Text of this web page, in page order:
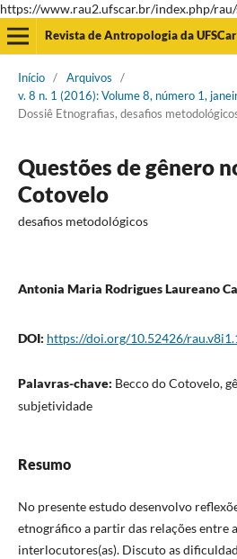
https://www.rau2.ufscar.br/index.php/
Revista de Antropologia da UFSCar
Início / Arquivos
/
v. 8 n. 1 (2016): Volume 8, número 1,
Dossiê Etnografias, desafios
Questões de gênero
Cotovelo
desafios metodológicos
Antonia Maria Rodrigues Laureano
DOI: https://doi.org/10.52426/
Palavras-chave: Becco do Cotovelo,
subjetividade
Resumo
No presente estudo desenvolvo
etnográfico a partir das relações entre
interlocutores(as). Discuto as